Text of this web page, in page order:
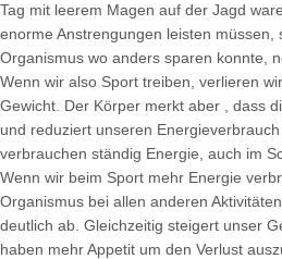
Tag mit leerem Magen auf der Jagd
enorme Anstrengungen leisten müssen,
Organismus wo anders sparen konnte,
Wenn wir also Sport treiben, verlieren
Gewicht. Der Körper merkt aber , dass
und reduziert unseren
verbrauchen ständig Energie, auch im
Wenn wir beim Sport mehr Energie
Organismus bei allen anderen
deutlich ab. Gleichzeitig steigert unser
haben mehr Appetit um den Verlust